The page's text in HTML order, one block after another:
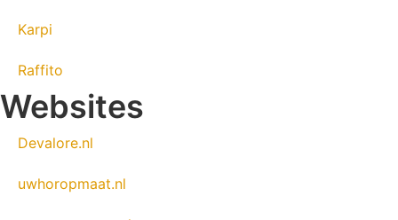
Karpi
Raffito
Websites
Devalore.nl
uwhoropmaat.nl